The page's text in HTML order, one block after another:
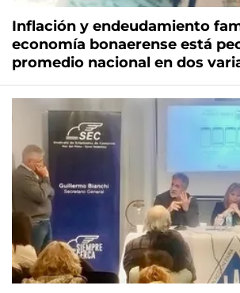
Inflación y endeudamiento
economía bonaerense está
promedio nacional en dos